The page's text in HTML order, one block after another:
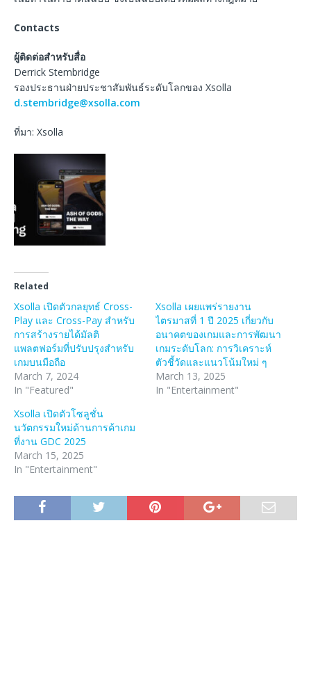
Contacts
ผู้ติดต่อสำหรับสื่อ
Derrick Stembridge
รองประธานฝ่ายประชาสัมพันธ์ระดับโลกของ Xsolla
d.stembridge@xsolla.com
ที่มา: Xsolla
Related
Xsolla เปิดตัวกลยุทธ์ Cross-
Play และ Cross-Pay สำหรับ
การสร้างรายได้มัลติ
แพลตฟอร์มที่ปรับปรุงสำหรับ
เกมบนมือถือ
March 7, 2024
In "Featured"
Xsolla เผยแพร่รายงาน
ไตรมาสที่ 1 ปี 2025 เกี่ยวกับ
อนาคตของเกมและการพัฒนา
เกมระดับโลก: การวิเคราะห์
ตัวชี้วัดและแนวโน้มใหม่ ๆ
March 13, 2025
In "Entertainment"
Xsolla เปิดตัวโซลูชั่น
นวัตกรรมใหม่ด้านการค้าเกม
ที่งาน GDC 2025
March 15, 2025
In "Entertainment"